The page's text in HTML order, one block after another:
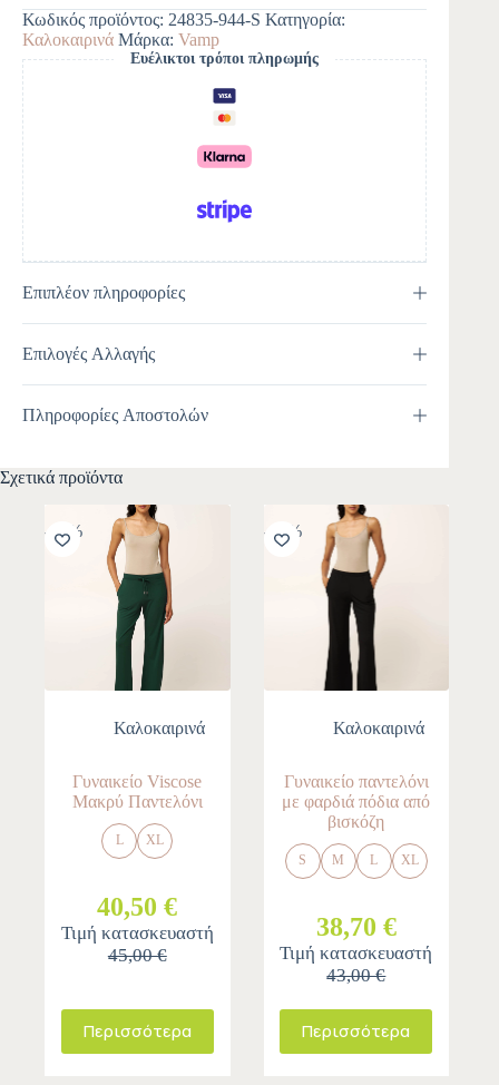
e
r
n
a
t
i
v
e
:
Κωδικός προϊόντος: 24835-944-S Κατηγορία:
Καλοκαιρινά Μάρκα: Vamp
Ευέλικτοι τρόποι πληρωμής
Επιπλέον πληροφορίες
Επιλογές Αλλαγής
Πληροφορίες Αποστολών
Σχετικά προϊόντα
-10%
Καλοκαιρινά
Γυναικείο Viscose
Μακρύ Παντελόνι
L XL
40,50 €
Τιμή κατασκευαστή
45,00 €
Περισσότερα
-10%
Καλοκαιρινά
Γυναικείο παντελόνι
με φαρδιά πόδια από
βισκόζη
S M L XL
38,70 €
Τιμή κατασκευαστή
43,00 €
Περισσότερα